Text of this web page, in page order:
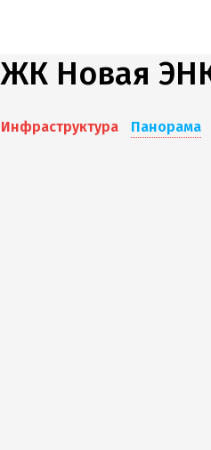
ЖК Новая
Инфраструктура Панорама